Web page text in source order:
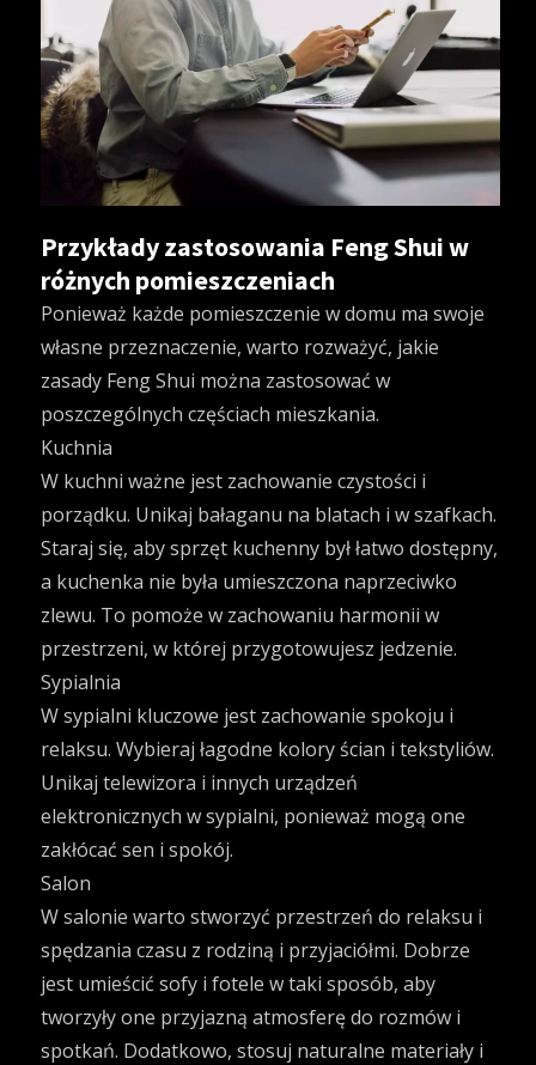
Przykłady zastosowania Feng Shui w
różnych pomieszczeniach
Ponieważ każde pomieszczenie w domu ma swoje
własne przeznaczenie, warto rozważyć, jakie
zasady Feng Shui można zastosować w
poszczególnych częściach mieszkania.
Kuchnia
W kuchni ważne jest zachowanie czystości i
porządku. Unikaj bałaganu na blatach i w szafkach.
Staraj się, aby sprzęt kuchenny był łatwo dostępny,
a kuchenka nie była umieszczona naprzeciwko
zlewu. To pomoże w zachowaniu harmonii w
przestrzeni, w której przygotowujesz jedzenie.
Sypialnia
W sypialni kluczowe jest zachowanie spokoju i
relaksu. Wybieraj łagodne kolory ścian i tekstyliów.
Unikaj telewizora i innych urządzeń
elektronicznych w sypialni, ponieważ mogą one
zakłócać sen i spokój.
Salon
W salonie warto stworzyć przestrzeń do relaksu i
spędzania czasu z rodziną i przyjaciółmi. Dobrze
jest umieścić sofy i fotele w taki sposób, aby
tworzyły one przyjazną atmosferę do rozmów i
spotkań. Dodatkowo, stosuj naturalne materiały i